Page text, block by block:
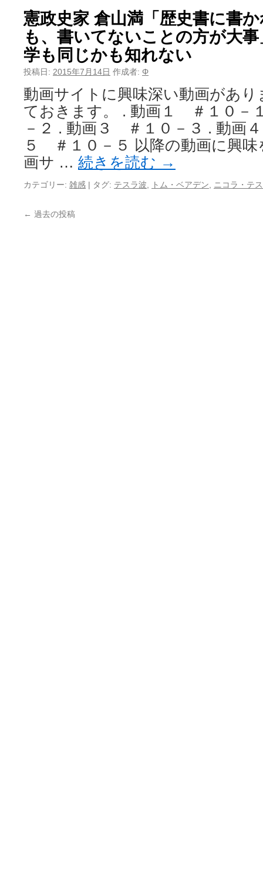
憲政史家 倉山満「歴史書に書
も、書いてないことの方が大
学も同じかも知れない
投稿日: 2015年7月14日 作成者: Φ
動画サイトに興味深い動画があ
ておきます。 . 動画１ ＃１０－
－２ . 動画３ ＃１０－３ . 動画
５ ＃１０－５ 以降の動画に興味
画サ … 続きを読む →
カテゴリー: 雑感 | タグ: テスラ波 トム・ベアデン ニコラ・テ
← 過去の投稿